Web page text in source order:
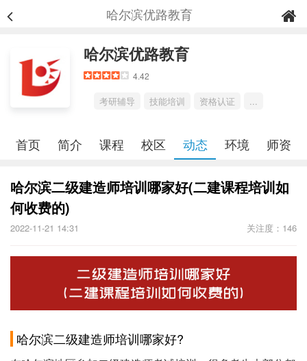
哈尔滨优路教育
哈尔滨优路教育
4.42
考研辅导 技能培训 资格认证 ...
首页 简介 课程 校区 动态 环境 师资
哈尔滨二级建造师培训哪家好(二建课程培训如
何收费的)
2022-11-21 14:31 关注度：146
哈尔滨二级建造师培训哪家好?